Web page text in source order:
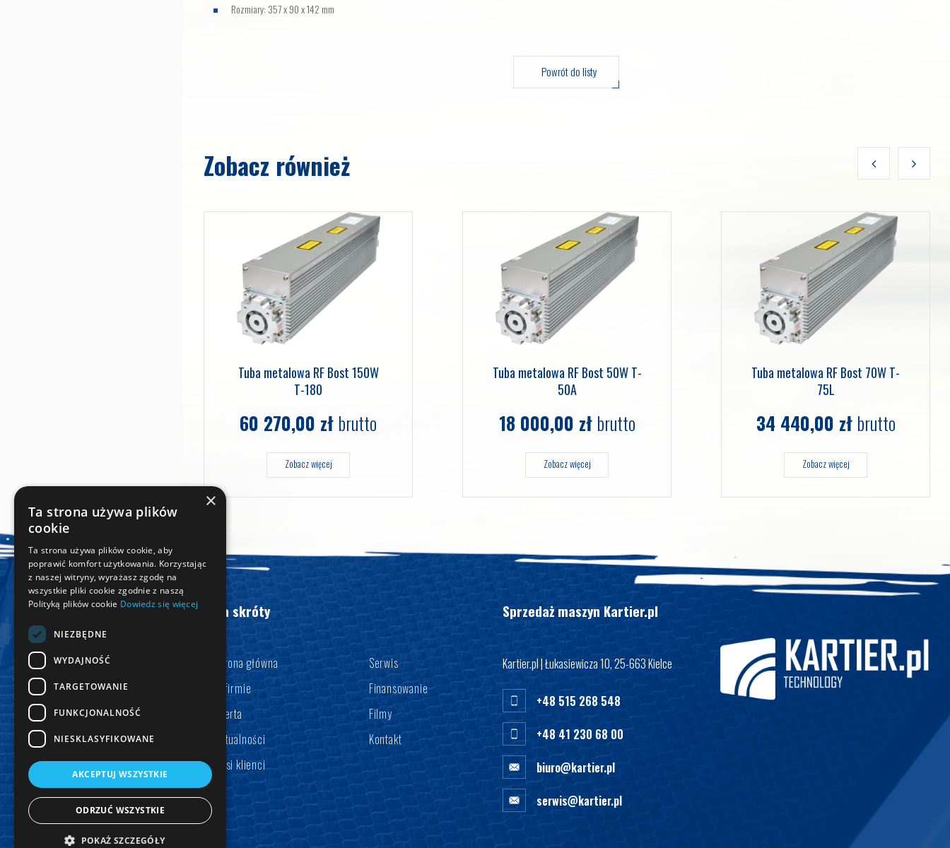
Rozmiary: 357 x 90 x 142 mm
Powrót do listy
Zobacz również
Tuba metalowa RF Bost 150W
T-180
60 270,00 zł brutto
Zobacz więcej
Tuba metalowa RF Bost 50W T-
50A
18 000,00 zł brutto
Zobacz więcej
Tuba metalowa RF Bost 70W T-
75L
34 440,00 zł brutto
Zobacz więcej
Finansowanie wspiera nasz partner:
+48 513 199 878
cezary.pulka@tmleasing.pl
Na skróty
Strona główna
O firmie
Oferta
Aktualności
Nasi klienci
Serwis
Finansowanie
Filmy
Kontakt
Sprzedaż maszyn Kartier.pl
Kartier.pl | Łukasiewicza 10, 25-663 Kielce
+48 515 268 548
+48 41 230 68 00
biuro@kartier.pl
serwis@kartier.pl
×
Ta strona używa plików
cookie
Ta strona używa plików cookie, aby
poprawić komfort użytkowania. Korzystając
z naszej witryny, wyrażasz zgodę na
wszystkie pliki cookie zgodnie z naszą
Polityką plików cookie Dowiedz się więcej
NIEZBĘDNE
WYDAJNOŚĆ
TARGETOWANIE
FUNKCJONALNOŚĆ
NIESKLASYFIKOWANE
AKCEPTUJ WSZYSTKIE
ODRZUĆ WSZYSTKIE
POKAŻ SZCZEGÓŁY